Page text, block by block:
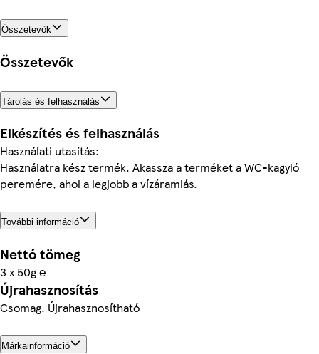
Összetevők
Összetevők
Tárolás és felhasználás
Elkészítés és felhasználás
Használati utasítás:
Használatra kész termék. Akassza a terméket a WC-kagyló
peremére, ahol a legjobb a vízáramlás.
További információ
Nettó tömeg
3 x 50g ℮
Újrahasznosítás
Csomag. Újrahasznosítható
Márkainformáció